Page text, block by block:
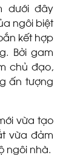
dưới đây
ngôi biệt
kết hợp
Bởi gam
chủ đạo,
ấn tượng
vừa tạo
vừa đảm
ngôi nhà.